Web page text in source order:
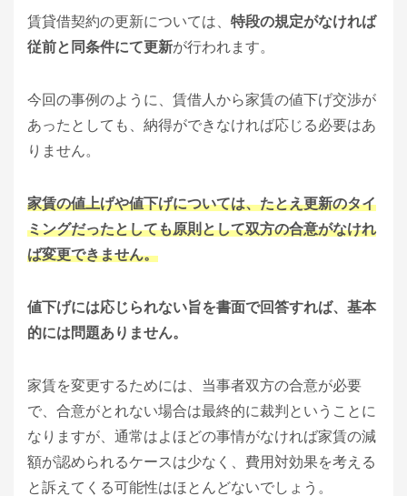
賃貸借契約の更新については、 特段の規定がなければ
従前と同条件にて更新が行われます。
今回の事例のように、賃借人から家賃の値下げ交渉が
あったとしても、納得ができなければ応じる必要はあ
りません。
家賃の値上げや値下げについては、たとえ更新のタイ
ミングだったとしても原則として双方の合意がなけれ
ば変更できません。
値下げには応じられない旨を書面で回答すれば、基本
的には問題ありません。
家賃を変更するためには、当事者双方の合意が必要
で、合意がとれない場合は最終的に裁判ということに
なりますが、通常はよほどの事情がなければ家賃の減
額が認められるケースは少なく、費用対効果を考える
と訴えてくる可能性はほとんどないでしょう。